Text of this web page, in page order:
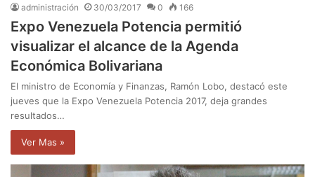
administración 30/03/2017 0 166
Expo Venezuela Potencia permitió
visualizar el alcance de la Agenda
Económica Bolivariana
El ministro de Economía y Finanzas, Ramón Lobo, destacó este
jueves que la Expo Venezuela Potencia 2017, deja grandes
resultados…
Ver Mas »